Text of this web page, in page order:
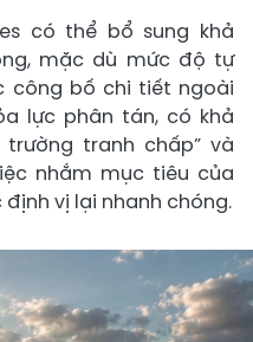
có thể bổ sung khả
mặc dù mức độ tự
công bố chi tiết ngoài
lực phân tán, có khả
tranh chấp” và
nhắm mục tiêu của
vị lại nhanh chóng.